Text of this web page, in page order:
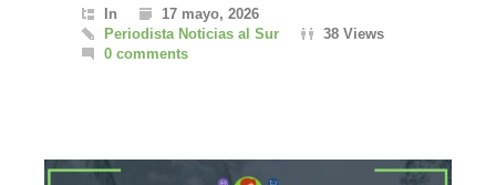
In
17 mayo, 2026
Periodista Noticias al Sur
38 Views
0 comments